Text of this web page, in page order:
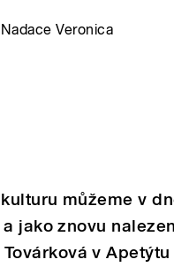
Veronica
můžeme v
jako znovu
v